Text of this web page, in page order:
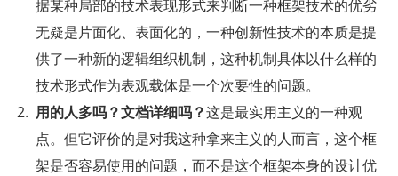
据某种局部的技术表现形式来判断一种框架技术的优劣
无疑是片面化、表面化的，一种创新性技术的本质是提
供了一种新的逻辑组织机制，这种机制具体以什么样的
技术形式作为表观载体是一个次要性的问题。
用的人多吗？文档详细吗？这是最实用主义的一种观
点。但它评价的是对我这种拿来主义的人而言，这个框
架是否容易使用的问题，而不是这个框架本身的设计优